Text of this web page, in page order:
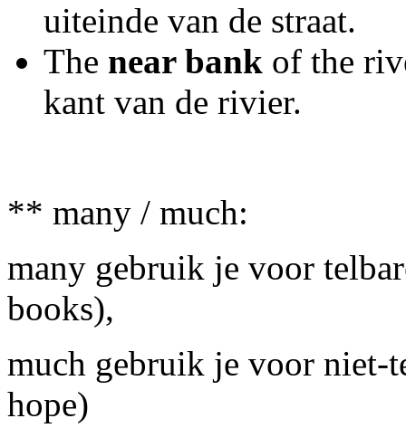
uiteinde van de straat.
The near bank of the
kant van de rivier.
** many / much:
many gebruik je voor
books),
much gebruik je voor niet-
hope)